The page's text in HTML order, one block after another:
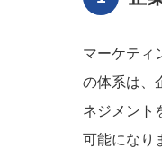
マーケティ
の体系は、
ネジメント
可能になり